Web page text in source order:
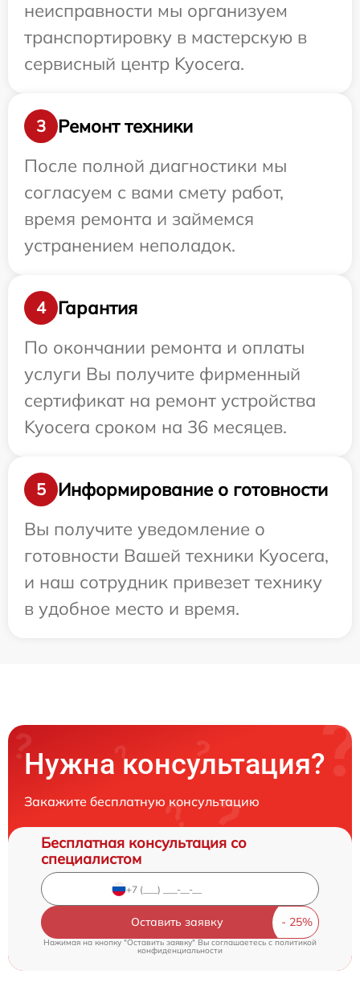
неисправности мы организуем
транспортировку в мастерскую в
сервисный центр Kyocera.
3
Ремонт техники
После полной диагностики мы
согласуем с вами смету работ,
время ремонта и займемся
устранением неполадок.
4
Гарантия
По окончании ремонта и оплаты
услуги Вы получите фирменный
сертификат на ремонт устройства
Kyocera сроком на 36 месяцев.
5
Информирование о готовности
Вы получите уведомление о
готовности Вашей техники Kyocera,
и наш сотрудник привезет технику
в удобное место и время.
Нужна консультация?
Закажите бесплатную консультацию
Бесплатная консультация со
специалистом
Оставить заявку
Нажимая на кнопку "Оставить заявку" Вы соглашаетесь c политикой
конфиденциальности